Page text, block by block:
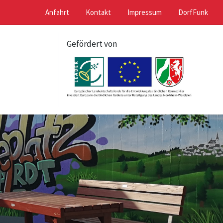
Anfahrt Kontakt Impressum DorfFunk
Gefördert von